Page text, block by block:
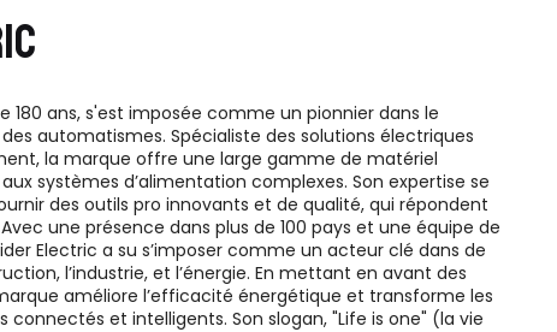
180 ans, s'est imposée comme un pionnier dans le
automatismes. Spécialiste des solutions électriques
la marque offre une large gamme de matériel
systèmes d’alimentation complexes. Son expertise se
des outils pro innovants et de qualité, qui répondent
une présence dans plus de 100 pays et une équipe de
Electric a su s’imposer comme un acteur clé dans de
l’industrie, et l’énergie. En mettant en avant des
améliore l’efficacité énergétique et transforme les
et intelligents. Son slogan, "Life is one" (la vie